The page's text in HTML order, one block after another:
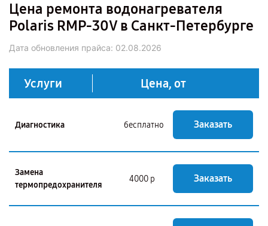
Цена ремонта водонагревателя
Polaris RMP-30V в Санкт-Петербурге
Дата обновления прайса: 02.08.2026
Услуги Цена, от
Диагностика бесплатно Заказать
Замена
термопредохранителя
4000 р Заказать